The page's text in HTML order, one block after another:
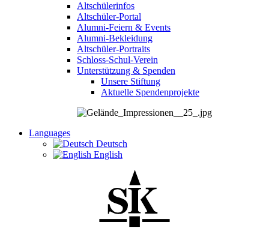
Altschülerinfos
Altschüler-Portal
Alumni-Feiern & Events
Alumni-Bekleidung
Altschüler-Portraits
Schloss-Schul-Verein
Unterstützung & Spenden
Unsere Stiftung
Aktuelle Spendenprojekte
Languages
Deutsch
English